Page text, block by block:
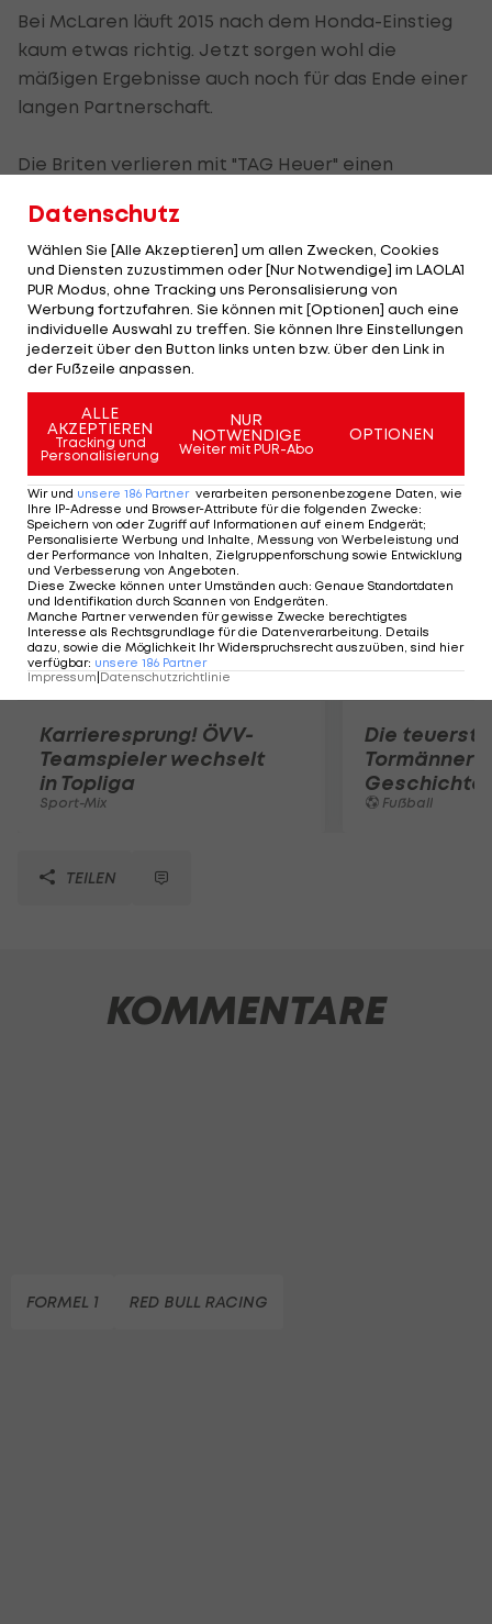
Bei McLaren läuft 2015 nach dem Honda-Einstieg
kaum etwas richtig. Jetzt sorgen wohl die
mäßigen Ergebnisse auch noch für das Ende einer
langen Partnerschaft.
Die Briten verlieren mit "TAG Heuer" einen
des Schweizer Uhrenherstellers fand sich seit 30
Jahren auf den Boliden des aktuell kriselnden
Teams.
Mansour Ojjeh, Besitzer der "TAG"-Gruppe, ist 25-
Prozent-Teilhaber an McLaren, das vor der
schlechtesten WM-Platzierung seiner Geschichte
steht.
Mehr zum Thema
Karrieresprung! ÖVV-
Teamspieler wechselt
in Topliga
Sport-Mix
Die
Tormänner
Geschichte
Fußball
TEILEN
KOMMENTARE
FORMEL 1 RED BULL RACING
Datenschutz
Wählen Sie [Alle Akzeptieren] um allen Zwecken, Cookies
und Diensten zuzustimmen oder [Nur Notwendige] im LAOLA1
PUR Modus, ohne Tracking uns Peronsalisierung von
Werbung fortzufahren. Sie können mit [Optionen] auch eine
individuelle Auswahl zu treffen. Sie können Ihre Einstellungen
jederzeit über den Button links unten bzw. über den Link in
der Fußzeile anpassen.
ALLE
AKZEPTIEREN
Tracking und
Personalisierung
NUR
NOTWENDIGE
Weiter mit PUR-Abo
OPTIONEN
Wir und unsere 186 Partner verarbeiten personenbezogene Daten, wie
Ihre IP-Adresse und Browser-Attribute für die folgenden Zwecke:
Speichern von oder Zugriff auf Informationen auf einem Endgerät;
Personalisierte Werbung und Inhalte, Messung von Werbeleistung und
der Performance von Inhalten, Zielgruppenforschung sowie Entwicklung
und Verbesserung von Angeboten.
Diese Zwecke können unter Umständen auch: Genaue Standortdaten
und Identifikation durch Scannen von Endgeräten.
Manche Partner verwenden für gewisse Zwecke berechtigtes
Interesse als Rechtsgrundlage für die Datenverarbeitung. Details
dazu, sowie die Möglichkeit Ihr Widerspruchsrecht auszuüben, sind hier
verfügbar: unsere 186 Partner
Impressum Datenschutzrichtlinie